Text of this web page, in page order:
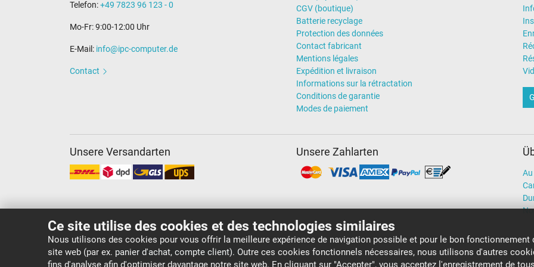
Ce site utilise des cookies et des technologies similaires
Nous utilisons des cookies pour vous offrir la meilleure expérience de navigation possible et pour le bon fonctionnement
site web (par ex. panier d'achat, compte client). Outre ces cookies fonctionnels nécessaires, nous utilisons d'autres
fins d'analyse afin d'optimiser davantage notre site web. En cliquant sur "Accepter", vous acceptez l'enregistrement de
Telefon:+49 7823 96 123 - 0
Mo-Fr: 9:00-12:00 Uhr
E-Mail: info@ipc-computer.de
Contact
CGV (boutique)
Batterie recyclage
Protection des données
Contact fabricant
Mentions légales
Expédition et livraison
Informations sur la rétractation
Conditions de garantie
Modes de paiement
Unsere Versandarten Unsere Zahlarten
Copyright ©IPC-Computer Deutschland GmbH